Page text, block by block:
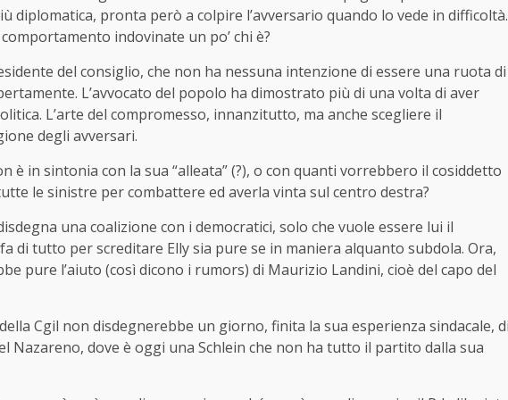
diplomatica, pronta però a colpire l’avversario quando lo vede in difficoltà.
indovinate un po’ chi è?
del consiglio, che non ha nessuna intenzione di essere una ruota di
L’avvocato del popolo ha dimostrato più di una volta di aver
L’arte del compromesso, innanzitutto, ma anche scegliere il
degli avversari.
è in sintonia con la sua “alleata” (?), o con quanti vorrebbero il cosiddetto
le sinistre per combattere ed averla vinta sul centro destra?
una coalizione con i democratici, solo che vuole essere lui il
di tutto per screditare Elly sia pure se in maniera alquanto subdola. Ora,
pure l’aiuto (così dicono i rumors) di Maurizio Landini, cioè del capo del
Cgil non disdegnerebbe un giorno, finita la sua esperienza sindacale,
Nazareno, dove è oggi una Schlein che non ha tutto il partito dalla sua